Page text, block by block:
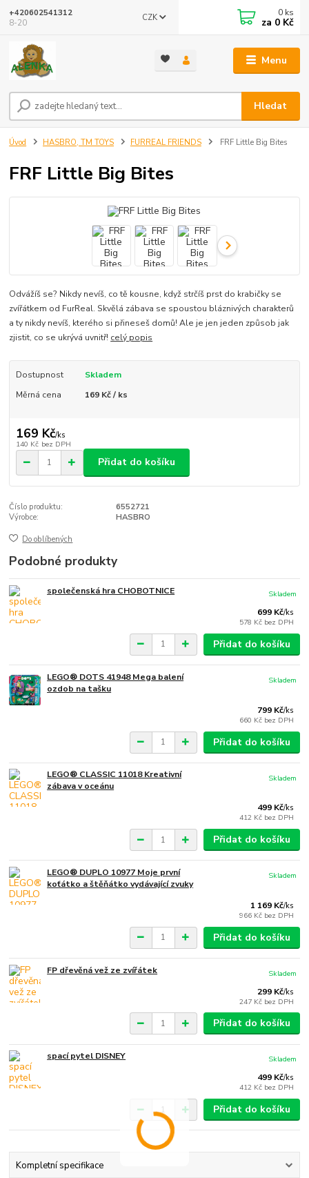
Menu
CZK
Hledat
+420602541312
8-20
0 ks
za 0 Kč
Úvod HASBRO, TM TOYS FURREAL FRIENDS FRF Little Big Bites
FRF Little Big Bites
Odvážíš se? Nikdy nevíš, co tě kousne, když strčíš prst do krabičky se
zvířátkem od FurReal. Skvělá zábava se spoustou bláznivých charakterů
a ty nikdy nevíš, kterého si přineseš domů! Ale je jen jeden způsob jak
zjistit, co se ukrývá uvnitř! celý popis
Dostupnost
Skladem
Měrná cena
169 Kč / ks
169 Kč/ks
140 Kč bez DPH
Přidat do košíku
Číslo produktu:
6552721
Výrobce:
HASBRO
Do oblíbených
Podobné produkty
společenská hra CHOBOTNICE
699 Kč/ks
578 Kč bez DPH
Skladem
Přidat do košíku
LEGO® DOTS 41948 Mega balení
ozdob na tašku
799 Kč/ks
660 Kč bez DPH
Skladem
Přidat do košíku
LEGO® CLASSIC 11018 Kreativní
zábava v oceánu
499 Kč/ks
412 Kč bez DPH
Skladem
Přidat do košíku
LEGO® DUPLO 10977 Moje první
koťátko a štěňátko vydávající zvuky
1 169 Kč/ks
966 Kč bez DPH
Skladem
Přidat do košíku
FP dřevěná vež ze zvířátek
299 Kč/ks
247 Kč bez DPH
Skladem
Přidat do košíku
spací pytel DISNEY
499 Kč/ks
412 Kč bez DPH
Skladem
Přidat do košíku
Kompletní specifikace